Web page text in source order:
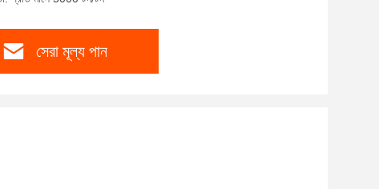
সেরা মূল্য পান